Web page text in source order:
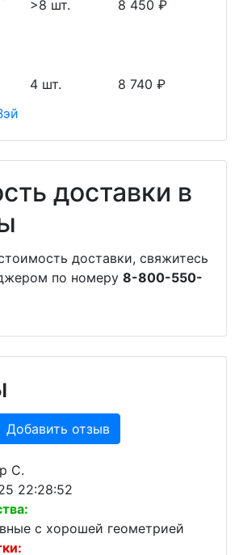
>8 шт. 8 450 ₽
4 шт. 8 740 ₽
доставки в
доставки, свяжитесь
по номеру 8-800-550-
Добавить отзыв
С.
22:28:52
с хорошей геометрией